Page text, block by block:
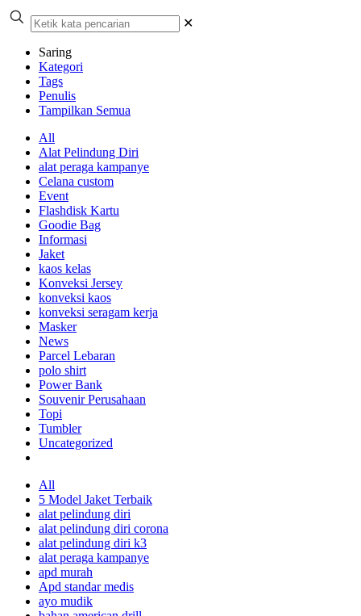
✕
Saring
Kategori
Tags
Penulis
Tampilkan Semua
All
Alat Pelindung Diri
alat peraga kampanye
Celana custom
Event
Flashdisk Kartu
Goodie Bag
Informasi
Jaket
kaos kelas
Konveksi Jersey
konveksi kaos
konveksi seragam kerja
Masker
News
Parcel Lebaran
polo shirt
Power Bank
Souvenir Perusahaan
Topi
Tumbler
Uncategorized
All
5 Model Jaket Terbaik
alat pelindung diri
alat pelindung diri corona
alat pelindung diri k3
alat peraga kampanye
apd murah
Apd standar medis
ayo mudik